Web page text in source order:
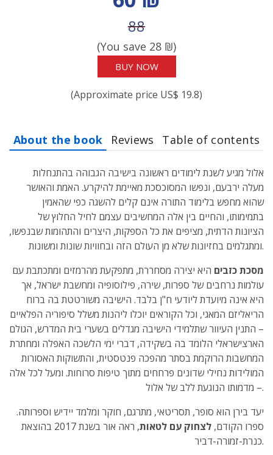
Price before discount
88
(You save 28 ₪)
BUY NOW
(Approximate price US$ 19.8)
About the book Reviews Table of contents
אלול מגיע לשנת לימודים ראשונה בישיבה הגבוהה בהתנחלות
מעלה ירבעם, ונפשו המסוכסכת מאיימת להיקרע. האמת והאושר
שהוא מחפש בלימוד התורה אינם קלים להשגה כפי שהאמין
בתמימותו, והחיים בין אלה המחשיבים עצמם לחיל החלוץ של
הציונות הדתית, מציפים את כל הספקות, היצרים והתהומות שבנפשו,
ומתגלמים בחזיונות שלא מן העולם הזה ובחוויות שונות ומשונות.
מסכת כזבים היא יצירה מסחררת, מתפקעת מהרמזים ומתכתבת עם
עולמות נרחבים של ספרות, שירה, פילוסופיה ומחשבת ישראל, אך
היא אינה מיועדת ליודעי ח"ן בלבד. הישיבה משורטטת בה ברוח
הריאליזם המאגי, וכל הקוראים יוכלו ליהנות משלל סיפוריה הפלאיים
– התנין העיוור שתלמידי הישיבה מגדלים בשערי בית המדרש, הגולם
הארצישראלי הלומד בה בשקידה, דברי ימי הלשכה האפלה ומחתרת
המחשבות הרוקמת בסתר מהפכה פנטסטית, והתשוקות האסורות
המולידות נחילי שדונים פרחחים מתוך טיפות סרוחות. ומעל לכל אלה
– מדמותו הנוגעת ללב של אלול.
יעד בירן הוא סופר, תסריטאי, מתרגם, חוקר ומלמד יידיש וספרותה.
ספרו הקודם, לצחוק עם לטאות
, ראה אור בשנת 2017 בהוצאת
כנרת-זמורה-דביר.